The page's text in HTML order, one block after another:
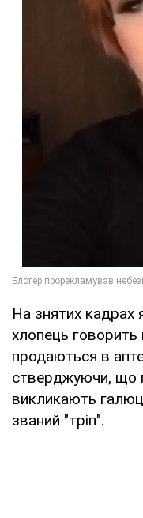
На знятих кадрах
хлопець говорить
продаються в
стверджуючи, що
викликають
званий "тріп".